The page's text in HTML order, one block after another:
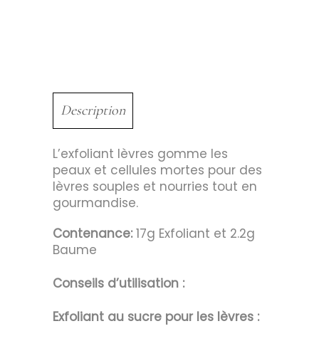
Description
L’exfoliant lèvres gomme les
peaux et cellules mortes pour des
lèvres souples et nourries tout en
gourmandise.
Contenance:17g Exfoliant et 2.2g
Baume
Conseils d’utilisation :
Exfoliant au sucre pour les lèvres :